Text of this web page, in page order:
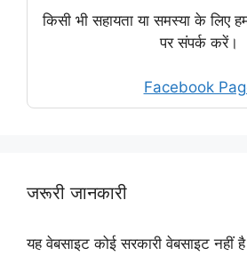
किसी भी सहायता या समस्या के लिए
पर संपर्क करें।
Facebook
जरूरी जानकारी
यह वेबसाइट कोई सरकारी वेबसाइट नहीं